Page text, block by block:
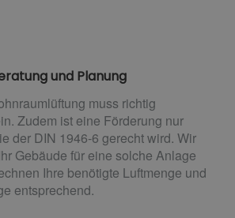
und Planung
muss richtig
Zudem ist eine Förderung nur
der DIN 1946-6 gerecht wird. Wir
Gebäude für eine solche Anlage
Ihre benötigte Luftmenge und
entsprechend.